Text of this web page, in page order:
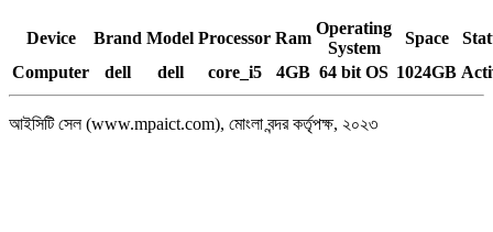
Device Brand Model Processor Ram
Operating
System
Space
Computer
dell dell core_i5 4GB 64 bit OS 1024GB
আইসিটি সেল (www.mpaict.com), মোংলা বন্দর কর্তৃপক্ষ, ২০২৩